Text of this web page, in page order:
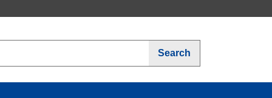
Search